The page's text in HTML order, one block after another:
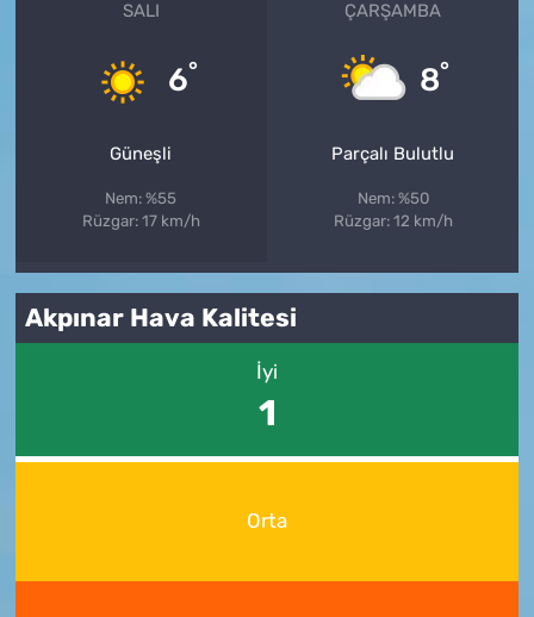
SALI
6°
Güneşli
Nem: %55
Rüzgar: 17 km/h
ÇARŞAMBA
8°
Parçalı Bulutlu
Nem: %50
Rüzgar: 12 km/h
Akpınar Hava Kalitesi
İyi
1
Orta